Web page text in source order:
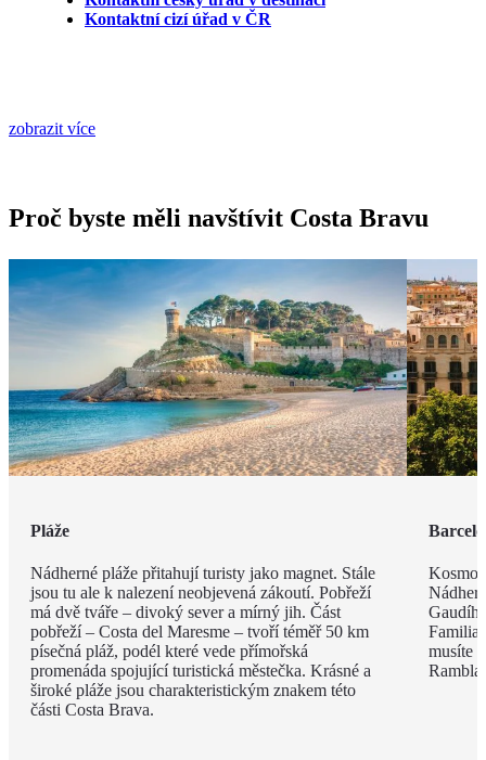
Kontaktní cizí úřad v ČR
zobrazit více
Proč byste měli navštívit Costa Bravu
Pláže
Nádherné pláže přitahují turisty jako magnet. Stále
jsou tu ale k nalezení neobjevená zákoutí. Pobřeží
má dvě tváře – divoký sever a mírný jih. Část
pobřeží – Costa del Maresme – tvoří téměř 50 km
písečná pláž, podél které vede přímořská
promenáda spojující turistická městečka. Krásné a
široké pláže jsou charakteristickým znakem této
části Costa Brava.
Familia
musíte